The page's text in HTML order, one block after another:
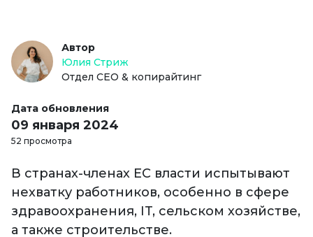
Автор
Юлия Стриж
Отдел СЕО & копирайтинг
Дата обновления
09 января 2024
52 просмотра
В странах-членах ЕС власти испытывают
нехватку работников, особенно в сфере
здравоохранения, IT, сельском хозяйстве,
а также строительстве.